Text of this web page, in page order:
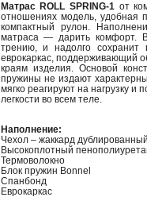
Матрас ROLL SPRING-1от
отношениях модель, удобная
компактный рулон.
матраса — дарить комфорт.
трению, и надолго сохранит
еврокаркас, поддерживающий
краям изделия. Основой
пружины не издают
мягко реагируют на нагрузку
легкости во всем теле.
Наполнение:
Чехол – жаккард дублированный
Высокоплотный
Термоволокно
Блок пружин Bonnel
Спанбонд
Еврокаркас